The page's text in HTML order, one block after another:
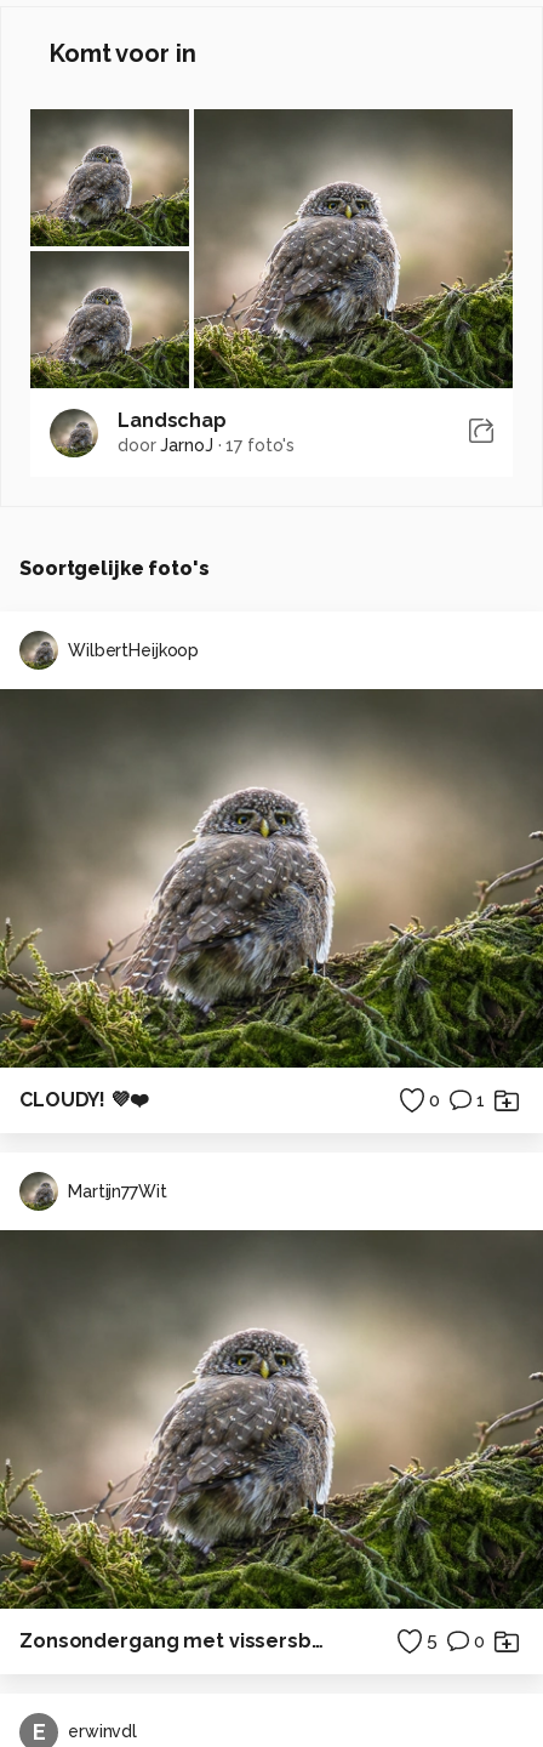
Komt voor in
Landschap
doorJarnoJ ·17 foto's
Soortgelijke foto's
WilbertHeijkoop
CLOUDY! 💜❤️ 0 1
Martijn77Wit
Zonsondergang met vissersboot 5 0
E erwinvdl